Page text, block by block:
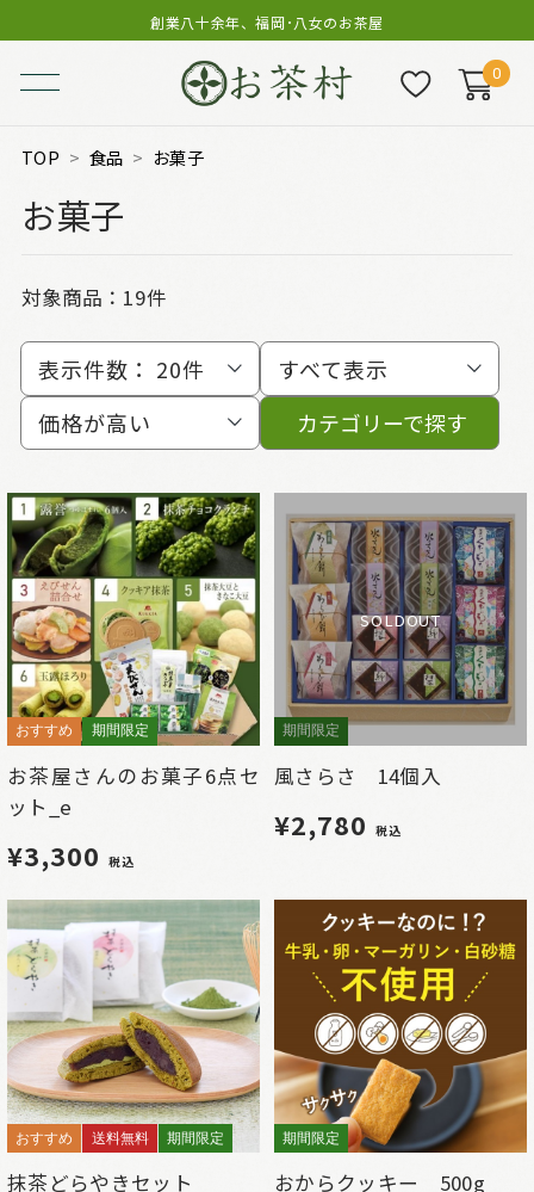
創業八十余年、福岡･八女のお茶屋
0
TOP 食品 お菓子
お菓子
対象商品： 19件
表示件数： 20件
すべて表示
価格が高い
カテゴリーで探す
おすすめ 期間限定
お茶屋さんのお菓子6点セ
ット_e
¥3,300 税込
SOLDOUT
期間限定
風さらさ 14個入
¥2,780 税込
おすすめ 送料無料 期間限定
抹茶どらやきセット
期間限定
おからクッキー 500g